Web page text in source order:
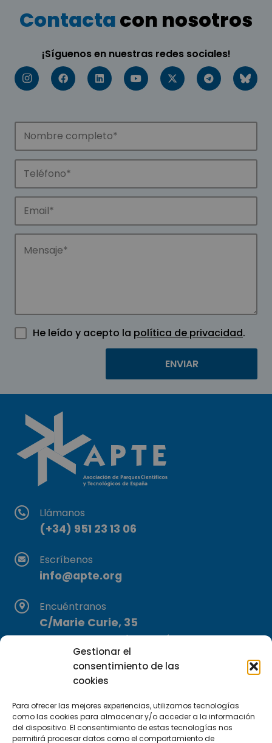
Gestionar el
consentimiento de las
cookies
Para ofrecer las mejores experiencias, utilizamos tecnologías
como las cookies para almacenar y/o acceder a la información
del dispositivo. El consentimiento de estas tecnologías nos
permitirá procesar datos como el comportamiento de
Contactacon nosotros
¡Síguenos en nuestras redes sociales!
He leído y acepto la política de privacidad.
Llámanos
(+34) 951 23 13 06
Escríbenos
info@apte.org
Encuéntranos
C/Marie Curie, 35
29590 Campanillas, Málaga